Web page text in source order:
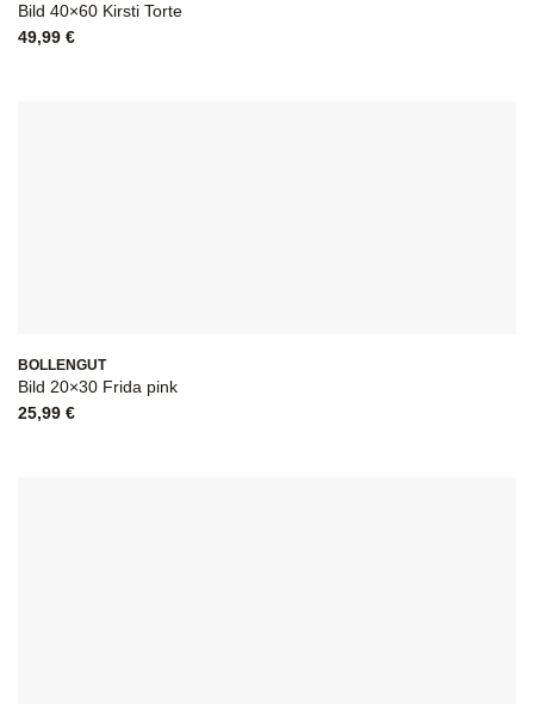
Bild 40×60 Kirsti Torte
49,99 €
BOLLENGUT
Bild 20×30 Frida pink
25,99 €